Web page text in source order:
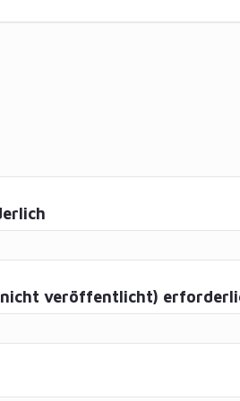
nicht veröffentlicht)